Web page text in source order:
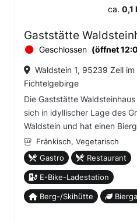
ca. 0,1
Gaststätte
Geschlossen (öffnet
Waldstein 1, 95239 Zell im
Fichtelgebirge
Die Gaststätte
sich in idyllischer Lage des
Waldstein und hat einen
Fränkisch, Vegetarisch
Gastro Restaurant
E-Bike-Ladestation
Berg-/Skihütte